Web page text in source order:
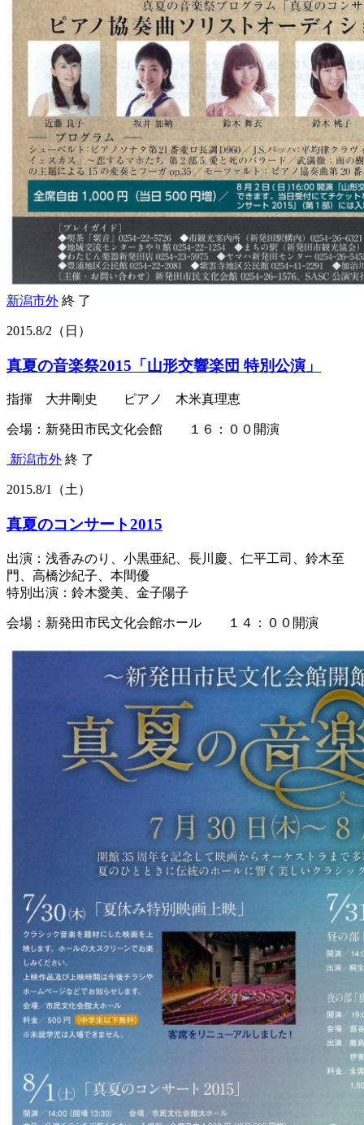
新潟市外 終 了
2015.8/2 （日）
真夏の音楽祭2015「山形交響楽団 特別公演」
指揮 大井剛史 ピアノ 木米真理恵
会場：新発田市民文化会館 １６：００開演
新潟市外 終 了
2015.8/1 （土）
真夏のコンサート2015
出演：浅香みのり、小黒亜紀、長川慶、仁平工司、鈴木至
門、高橋沙紀子、本間優
特別出演：鈴木愛美、金子陽子
会場：新発田市民文化会館ホール １４：００開演